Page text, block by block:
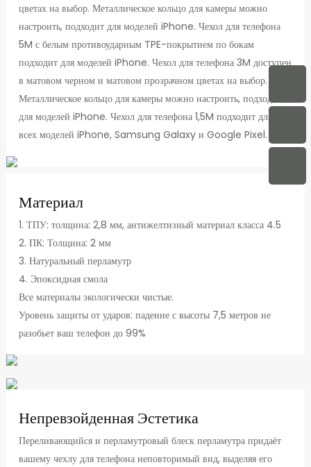
цветах на выбор. Металлическое кольцо для камеры можно
настроить, подходит для моделей iPhone. Чехол для телефона
5M с белым противоударным TPE-покрытием по бокам
подходит для моделей iPhone. Чехол для телефона 3M доступен
в матовом черном и матовом прозрачном цветах на выбор.
Металлическое кольцо для камеры можно настроить, подходит
для моделей iPhone. Чехол для телефона 1,5M подходит для
всех моделей iPhone, Samsung Galaxy и Google Pixel.
Материал
1. ТПУ: толщина: 2,8 мм, антижелтизный материал класса 4.5
2. ПК: Толщина: 2 мм
3. Натуральный перламутр
4. Эпоксидная смола
Все материалы экологически чистые.
Уровень защиты от ударов: падение с высоты 7,5 метров не
разобьет ваш телефон до 99%
Непревзойденная Эстетика
Переливающийся и перламутровый блеск перламутра придаёт
вашему чехлу для телефона неповторимый вид, выделяя его